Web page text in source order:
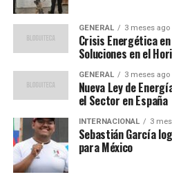
Opiniones de
Expertos en seguridad
situación podría empeorar si no
urgentes. Según María López,
FAO, “es crucial que los
implementen políticas
producción agrícola y
asequibles”.
GENERAL 3 meses ago
Crisis Energética
Soluciones en el
GENERAL 3 meses ago
Nueva Ley de
el Sector en España
INTERNACIONAL 3
Sebastián García
para México